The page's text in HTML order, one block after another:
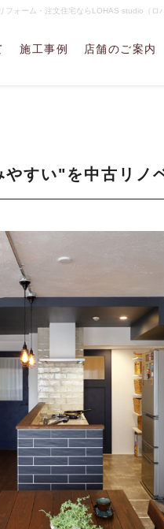
フォーム・注文住宅ならLOHAS studio（ロ
施工事例 店舗のご案内
すい"を中古リノ